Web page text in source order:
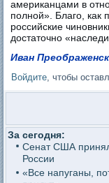
американцами в
полной». Благо, как
российские
достаточно
Иван
Войдите , чтобы
За сегодня:
Сенат США принял
России
«Все напуганы,